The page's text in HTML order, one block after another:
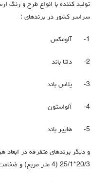
تولید کننده با انواع طرح و رنگ
سراسر کشور در برندهای :
1- آلومکس
2- دلتا باند
3- پلاس باند
4- آلواستون
5- هایپر باند
و دیگر برندهای متفرقه در ابعاد
20/3*25/1 (4 متر مربع) و ضخامت آن 4 میلی متر میباشد.